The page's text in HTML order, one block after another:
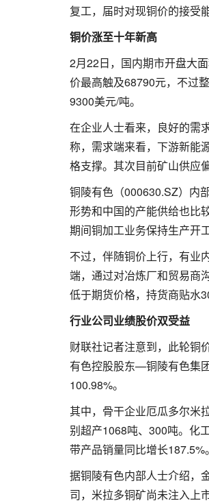
复工，届时对现铜价的接受
铜价涨至十年新高
2月22日，国内期市开盘大
价最高触及68790元，不过
9300美元/吨。
在企业人士看来，良好的需
称，需求端来看，下游新能
格支撑。其次目前矿山供应
铜陵有色（000630.SZ）内
形势和中国的产能供给也比
期间铜加工业务保持生产开
不过，伴随铜价上行，有业
端，通过对冶炼厂和贸易商
低于期货价格，持货商贴水
行业公司业绩股价双受益
财联社记者注意到，此轮铜
有色控股股东—铜陵有色集
100.98%。
其中，骨干企业厄瓜多尔米
别超产1068吨、300吨。化
带产品销量同比增长187.5%。
据铜陵有色内部人士介绍，
司，米拉多铜矿尚未注入上